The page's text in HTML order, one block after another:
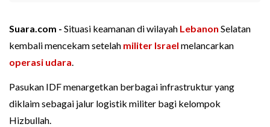
Suara.com - Situasi keamanan di wilayah Lebanon Selatan
kembali mencekam setelah militer Israel melancarkan
operasi udara.
Pasukan IDF menargetkan berbagai infrastruktur yang
diklaim sebagai jalur logistik militer bagi kelompok
Hizbullah.